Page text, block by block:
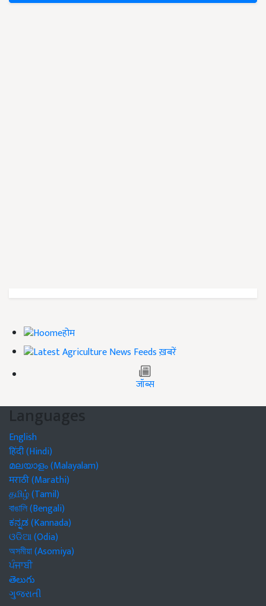
होम
ख़बरें
जॉब्स
Languages
English
हिंदी (Hindi)
മലയാളം (Malayalam)
मराठी (Marathi)
தமிழ் (Tamil)
বাঙালি (Bengali)
ಕನ್ನಡ (Kannada)
ଓଡିଆ (Odia)
অসমীয়া (Asomiya)
ਪੰਜਾਬੀ
తెలుగు
ગુજરાતી